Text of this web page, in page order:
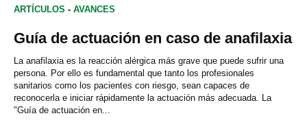
ARTÍCULOS - AVANCES
Guía de actuación en caso de anafilaxia
La anafilaxia es la reacción alérgica más grave que puede sufrir una
persona. Por ello es fundamental que tanto los profesionales
sanitarios como los pacientes con riesgo, sean capaces de
reconocerla e iniciar rápidamente la actuación más adecuada. La
"Guía de actuación en...